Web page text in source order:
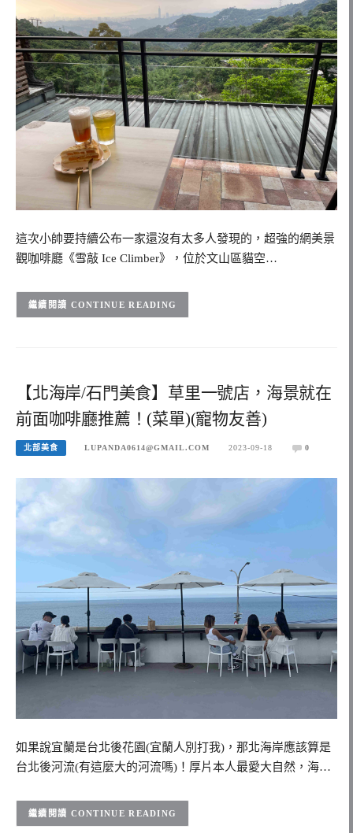
這次小帥要持續公布一家還沒有太多人發現的，超強的網美景
觀咖啡廳《雪敲 Ice Climber》，位於文山區貓空…
CONTINUE READING
【北海岸/石門美食】草里一號店，海景就在
前面咖啡廳推薦！(菜單)(寵物友善)
北部美食 LUPANDA0614@GMAIL.COM 2023-09-18 0
如果說宜蘭是台北後花園(宜蘭人別打我)，那北海岸應該算是
台北後河流(有這麼大的河流嗎)！厚片本人最愛大自然，海…
CONTINUE READING